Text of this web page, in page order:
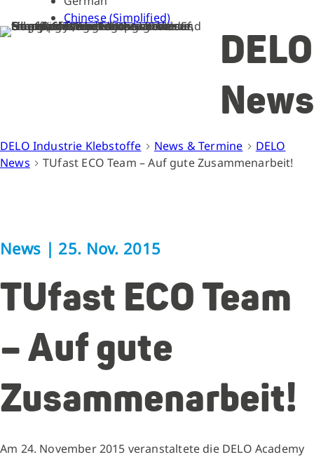
Chinese (Simplified)
DELO
News
DELO Industrie Klebstoffe News & Termine
DELO
News
TUfast ECO Team – Auf gute Zusammenarbeit!
News | 25. Nov. 2015
TUfast ECO Team
– Auf gute
Zusammenarbeit!
Am 24. November 2015 veranstaltete die DELO Academy